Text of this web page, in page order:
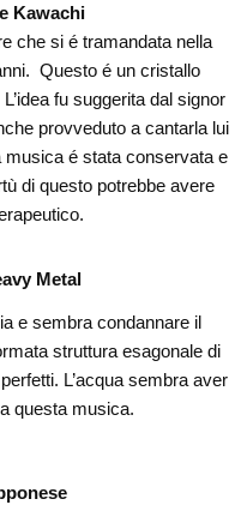
Kawachi
che si é tramandata nella
Questo é un cristallo
fu suggerita dal signor
provveduto a cantarla lui
musica é stata conservata e
di questo potrebbe avere
Metal
e sembra condannare il
struttura esagonale di
L’acqua sembra aver
questa musica.